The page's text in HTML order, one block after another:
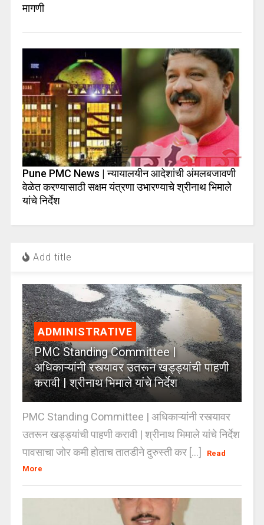
मागणी
Pune PMC News | न्यायालयीन आदेशांची अंमलबजावणी
वेळेत करण्यासाठी सक्षम यंत्रणा उभारण्याचे श्रीनाथ भिमाले
यांचे निर्देश
Add title
ADMINISTRATIVE
PMC Standing Committee |
अधिकाऱ्यांनी रस्त्यावर उतरून खड्ड्यांची पाहणी
करावी | श्रीनाथ भिमाले यांचे निर्देश
PMC Standing Committee | अधिकाऱ्यांनी रस्त्यावर
उतरून खड्ड्यांची पाहणी करावी | श्रीनाथ भिमाले यांचे निर्देश
पावसाचा जोर कमी होताच तातडीने दुरुस्ती कर [...]
Read
More